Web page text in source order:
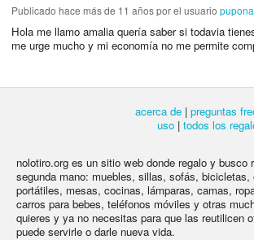
Publicado hace más de 11 añospor el usuario
Hola me llamo amalia quería saber si todavia
me urge mucho y mi economía no me permite
acerca de | preguntas
uso | todos los
nolotiro.org es un sitio web donde regalo y busco
segunda mano: muebles, sillas, sofás, bicicletas,
portátiles, mesas, cocinas, lámparas, camas,
carros para bebes, teléfonos móviles y otras
quieres y ya no necesitas para que las reutilicen
puede servirle o darle nueva vida.